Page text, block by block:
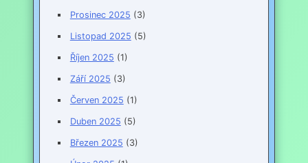
Prosinec 2025 (3)
Listopad 2025 (5)
Říjen 2025 (1)
Září 2025 (3)
Červen 2025 (1)
Duben 2025 (5)
Březen 2025 (3)